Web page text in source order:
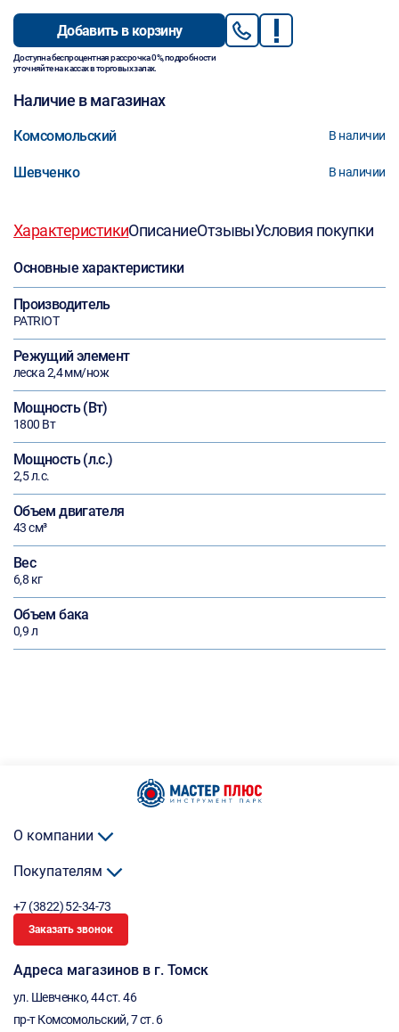
Добавить в корзину
Доступна беспроцентная рассрочка 0%, подробности
уточняйте на кассах в торговых залах.
Наличие в магазинах
Комсомольский В наличии
Шевченко В наличии
ХарактеристикиОписаниеОтзывыУсловия покупки
Основные характеристики
Производитель
PATRIOT
Режущий элемент
леска 2,4 мм/нож
Мощность (Вт)
1800 Вт
Мощность (л.с.)
2,5 л.с.
Объем двигателя
43 см³
Вес
6,8 кг
Объем бака
0,9 л
О компании
Покупателям
+7 (3822) 52-34-73
Заказать звонок
Адреса магазинов в г. Томск
ул. Шевченко, 44 ст. 46
пр-т Комсомольский, 7 ст. 6